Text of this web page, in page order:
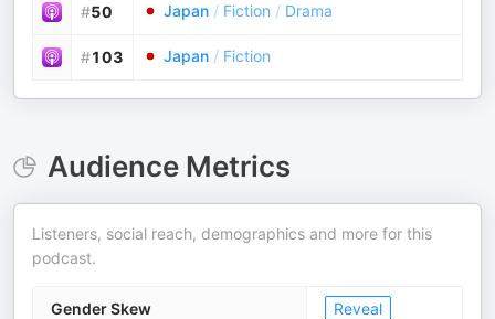
#50 Japan / Fiction / Drama
#103 Japan / Fiction
Audience Metrics
Listeners, social reach, demographics and more for this
podcast.
Gender Skew Reveal